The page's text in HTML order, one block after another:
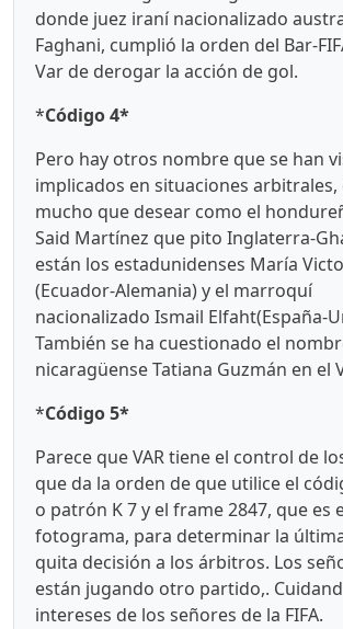
donde juez iraní nacionalizado
Faghani, cumplió la orden del Bar-
Var de derogar la acción de gol.
*Código 4*
Pero hay otros nombre que se han
implicados en situaciones arbitrales,
mucho que desear como el
Said Martínez que pito Inglaterra-
están los estadunidenses María
(Ecuador-Alemania) y el marroquí
nacionalizado Ismail Elfaht(España-
También se ha cuestionado el
nicaragüense Tatiana Guzmán en el
*Código 5*
Parece que VAR tiene el control de
que da la orden de que utilice el
o patrón K 7 y el frame 2847, que es
fotograma, para determinar la
quita decisión a los árbitros. Los
están jugando otro partido,.
intereses de los señores de la FIFA.